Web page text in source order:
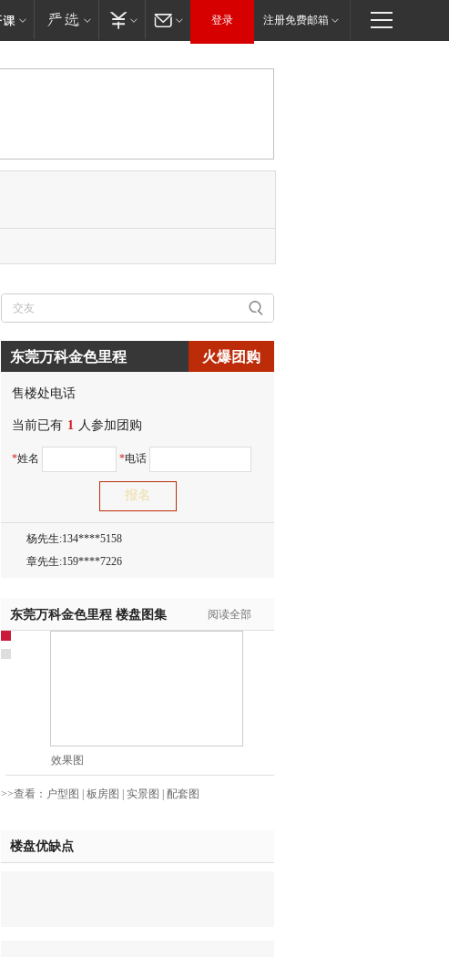
登录 注册免费邮箱
东莞万科金色里程 火爆团购
售楼处电话
当前已有 1 人参加团购
*姓名 *电话
胡先生:150****0731
邓先生:138****8083
蒋女士:186****7681
杨先生:134****5158
章先生:159****7226
周先生:138****8967
郑先生:136****9618
谢女士:135****3735
魏女士:183****9105
赵先生:139****8548
吴小姐:139****6438
黄先生:138****7263
东莞万科金色里程 楼盘图集 阅读全部
效果图
>>查看： 户型图 | 板房图 | 实景图 | 配套图
楼盘优缺点